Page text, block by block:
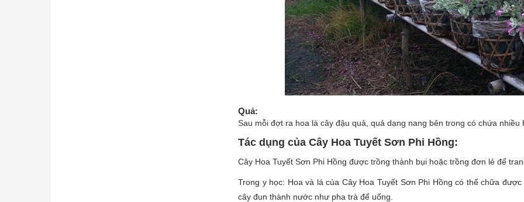
Quả:
Sau mỗi đợt ra hoa là cây đậu quả, quả dạng nang bên trong có chứa nhiều
Tác dụng của Cây Hoa Tuyết Sơn Phi Hồng:
Cây Hoa Tuyết Sơn Phi Hồng được trồng thành bụi hoặc trồng đơn lẻ để
Trong y học: Hoa và lá của Cây Hoa Tuyết Sơn Phi Hồng có thể chữa
cây đun thành nước như pha trà để uống.